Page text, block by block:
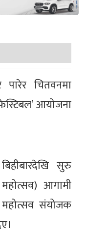
चितवनमा
आयोजना
सुरु
आगामी
संयोजक